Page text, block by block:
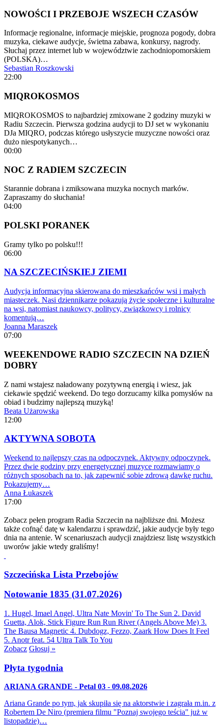
NOWOŚCI I PRZEBOJE WSZECH CZASÓW
Informacje regionalne, informacje miejskie, prognoza pogody, dobra
muzyka, ciekawe audycje, świetna zabawa, konkursy, nagrody.
Słuchaj przez internet lub w województwie zachodniopomorskiem
(POLSKA)…
Sebastian Roszkowski
22:00
MIQROKOSMOS
MIQROKOSMOS to najbardziej zmixowane 2 godziny muzyki w
Radiu Szczecin. Pierwsza godzina audycji to DJ set w wykonaniu
DJa MIQRO, podczas którego usłyszycie muzyczne nowości oraz
dużo niespotykanych…
00:00
NOC Z RADIEM SZCZECIN
Starannie dobrana i zmiksowana muzyka nocnych marków.
Zapraszamy do słuchania!
04:00
POLSKI PORANEK
Gramy tylko po polsku!!!
06:00
NA SZCZECIŃSKIEJ ZIEMI
Audycja informacyjna skierowana do mieszkańców wsi i małych
miasteczek. Nasi dziennikarze pokazują życie społeczne i kulturalne
na wsi, natomiast naukowcy, politycy, związkowcy i rolnicy
komentują…
Joanna Maraszek
07:00
WEEKENDOWE RADIO SZCZECIN NA DZIEŃ
DOBRY
Z nami wstajesz naładowany pozytywną energią i wiesz, jak
ciekawie spędzić weekend. Do tego dorzucamy kilka pomysłów na
obiad i budzimy najlepszą muzyką!
Beata Użarowska
12:00
AKTYWNA SOBOTA
Weekend to najlepszy czas na odpoczynek. Aktywny odpoczynek.
Przez dwie godziny przy energetycznej muzyce rozmawiamy o
różnych sposobach na to, jak zapewnić sobie zdrową dawkę ruchu.
Pokazujemy…
Anna Łukaszek
17:00
Zobacz pełen program Radia Szczecin na najbliższe dni. Możesz
także cofnąć datę w kalendarzu i sprawdzić, jakie audycje były tego
dnia na antenie. W scenariuszach audycji znajdziesz listę wszystkich
uworów jakie wtedy graliśmy!
Szczecińska Lista Przebojów
Notowanie 1835 (31.07.2026)
1. Hugel, Imael Angel, Ultra Nate Movin' To The Sun 2. David
Guetta, Alok, Stick Figure Run Run River (Angels Above Me) 3.
The Bausa Magnetic 4. Dubdogz, Fezzo, Zaark How Does It Feel
5. Anotr feat. 54 Ultra Talk To You
Zobacz Głosuj »
Płyta tygodnia
ARIANA GRANDE - Petal 03 - 09.08.2026
Ariana Grande po tym, jak skupiła się na aktorstwie i zagrała m.in. z
Robertem De Niro (premiera filmu "Poznaj swojego teścia" już w
listopadzie)…